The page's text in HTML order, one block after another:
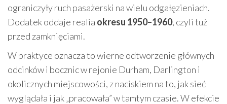
ograniczyły ruch pasażerski na wielu odgałęzieniach.
Dodatek oddaje realia okresu 1950–1960, czyli tuż
przed zamknięciami.
W praktyce oznacza to wierne odtworzenie głównych
odcinków i bocznic w rejonie Durham, Darlington i
okolicznych miejscowości, z naciskiem na to, jak sieć
wyglądała i jak „pracowała” w tamtym czasie. W efekcie